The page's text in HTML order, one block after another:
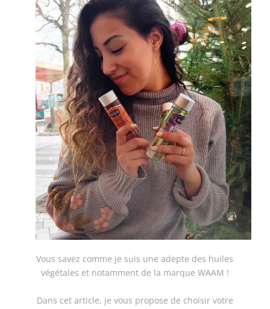
Vous savez comme je suis une adepte des huiles
végétales et notamment de la marque WAAM !
Dans cet article, je vous propose de choisir votre